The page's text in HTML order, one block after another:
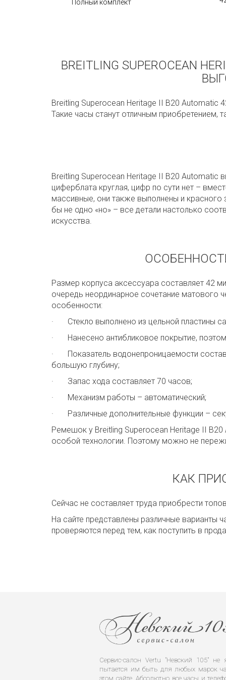
Полный комплект
BREITLING SUPEROCEAN
Breitling Superocean Heritage II B20 Automatic
Такие часы станут отличным приобретением,
Breitling Superocean Heritage II B20
циферблата круглая, цифр по сути нет –
массивные, они также выполнены и
бы не одно «но» – все детали настолько
искусства.
ОСОБЕННОСТИ
Размер корпуса аксессуара составляет 42
очередь неординарное сочетание матового
особенности:
· Стекло выполнено из цельной пластины
· Нанесено антибликовое покрытие,
· Показатель водонепроницаемости
большую глубину;
· Запас хода составляет 70 часов;
· Механизм работы – автоматический;
· Различные дополнительные функции –
Ремешок у Breitling Superocean Heritage II B20
особой технологии. Поэтому можно не
КАК
Сейчас не составляет труда приобрести
На сайте представлены различные варианты
проверяются перед тем, как поступить в
Сервис-салон Vertu "Невский 105"
пытается им быть для любых марок
этом сайте. Абсолютно все часы и